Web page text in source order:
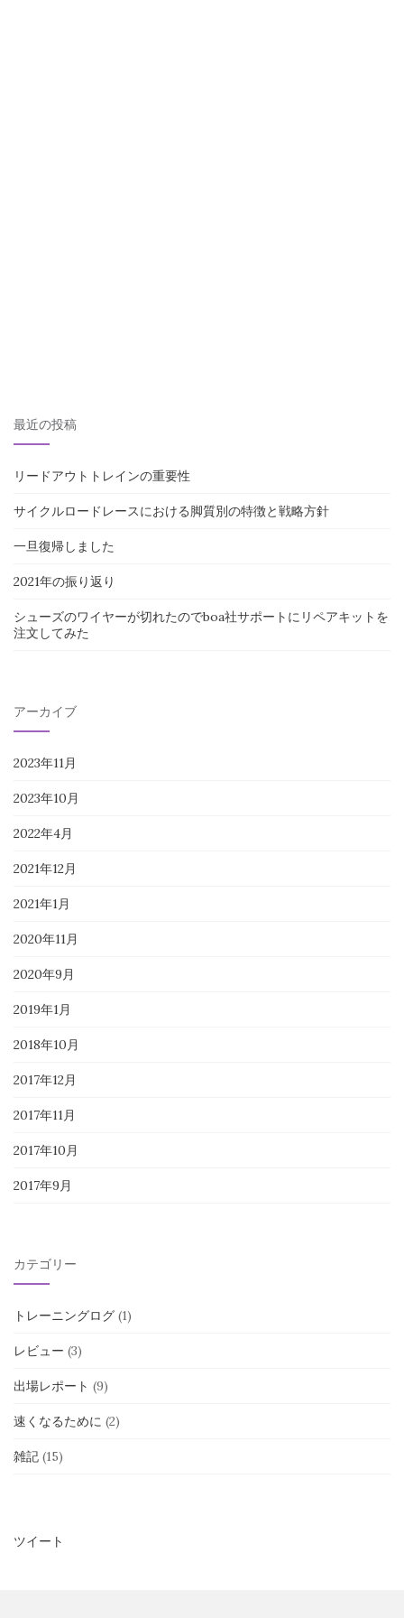
最近の投稿
リードアウトトレインの重要性
サイクルロードレースにおける脚質別の特徴と戦略方針
一旦復帰しました
2021年の振り返り
シューズのワイヤーが切れたのでboa社サポートにリペアキットを
注文してみた
アーカイブ
2023年11月
2023年10月
2022年4月
2021年12月
2021年1月
2020年11月
2020年9月
2019年1月
2018年10月
2017年12月
2017年11月
2017年10月
2017年9月
カテゴリー
トレーニングログ (1)
レビュー (3)
出場レポート (9)
速くなるために (2)
雑記 (15)
ツイート